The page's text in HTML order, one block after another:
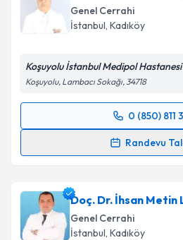
Genel Cerrahi
İstanbul, Kadıköy
Koşuyolu İstanbul Medipol Hastanesi
Koşuyolu, Lambacı Sokağı, 34718
0 (850) 811
Randevu
Randevu Takvimi Talebi
takvim hazırlandığında e-
E-posta Adresiniz
Doç. Dr. İhsan Metin
Genel Cerrahi
İstanbul, Kadıköy